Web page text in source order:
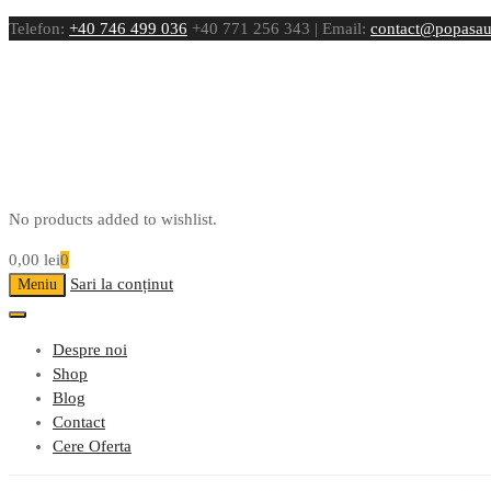
Telefon: +40 746 499 036 +40 771 256 343 | Email:
No products added to wishlist.
0,00 lei0
Meniu Sari la conținut
Despre noi
Shop
Blog
Contact
Cere Oferta